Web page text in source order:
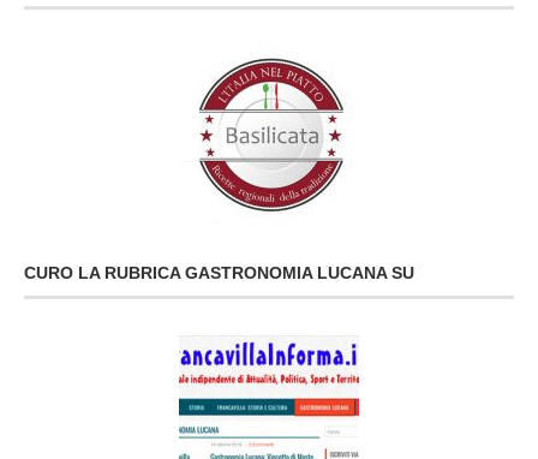
CURO LA RUBRICA GASTRONOMIA LUCANA SU